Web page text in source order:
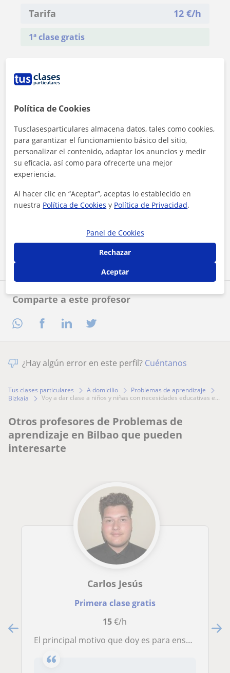
Comparte a este profesor
Tarifa 12 €/h
1ª clase gratis
Contactar ahora
¿Hay algún error en este perfil? Cuéntanos
Tus clases particulares A domicilio
Problemas de aprendizaje
Bizkaia
voy a dar clase a niños y niñas con necesidades educativas e...
Otros profesores de Problemas de
aprendizaje en Bilbao que pueden
interesarte
Carlos Jesús
Primera clase gratis
15€/h
El principal motivo que doy es para enseñar a mis alumnos como analizar y realizar un correcto estudio de sus asignaturas
Política de Cookies
Tusclasesparticulares almacena datos, tales como cookies,
para garantizar el funcionamiento básico del sitio,
personalizar el contenido, adaptar los anuncios y medir
su eficacia, así como para ofrecerte una mejor
experiencia.
Al hacer clic en “Aceptar”, aceptas lo establecido en
nuestra Política de Cookies y Política de Privacidad.
Panel de Cookies
Rechazar
Aceptar